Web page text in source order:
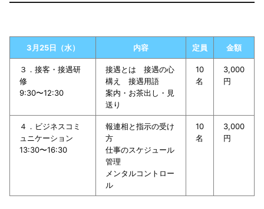
3月25日（水） 内容 定員 金額
３．接客・接遇研
修
9:30〜12:30
接遇とは 接遇の心
構え 接遇用語
案内・お茶出し・見
送り
10
名
3,000
円
４．ビジネスコミ
ュニケーション
13:30〜16:30
報連相と指示の受け
方
仕事のスケジュール
管理
メンタルコントロー
ル
10
名
3,000
円